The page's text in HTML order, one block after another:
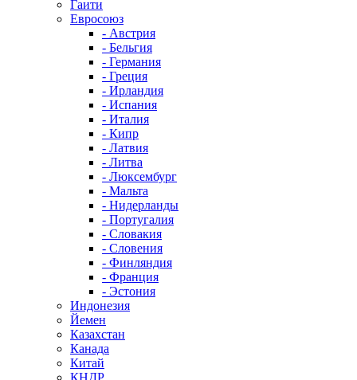
Гаити
Евросоюз
- Австрия
- Бельгия
- Германия
- Греция
- Ирландия
- Испания
- Италия
- Кипр
- Латвия
- Литва
- Люксембург
- Мальта
- Нидерланды
- Португалия
- Словакия
- Словения
- Финляндия
- Франция
- Эстония
Индонезия
Йемен
Казахстан
Канада
Китай
КНДР